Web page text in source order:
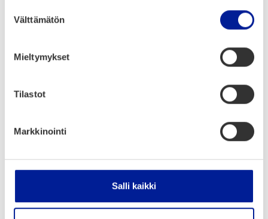
valinta
Välttämätön
Mieltymykset
Tilastot
Markkinointi
Salli kaikki
ke­jä
Myös jot­kut kau­pun­git tar­joa­vat verk­ko­si­vuil­
jaLah­den kau­pun­gin hii­li­ja­lan­jäl­ki­las­ku­ri.